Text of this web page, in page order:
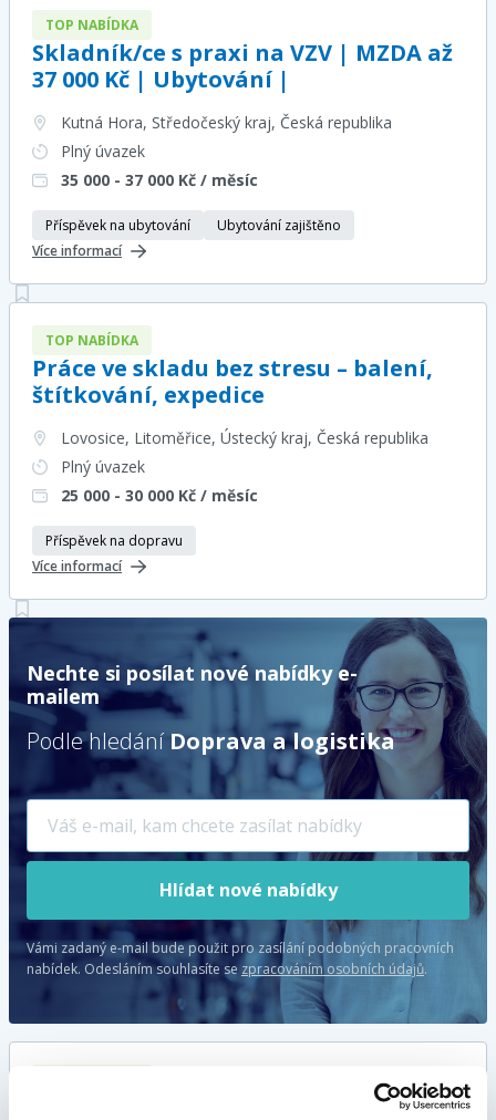
TOP NABÍDKA
Skladník/ce s praxi na VZV | MZDA až
37 000 Kč | Ubytování |
Kutná Hora, Středočeský kraj, Česká republika
Plný úvazek
35 000 - 37 000 Kč / měsíc
Příspěvek na ubytování
Ubytování zajištěno
Více informací
TOP NABÍDKA
Práce ve skladu bez stresu – balení,
štítkování, expedice
Lovosice, Litoměřice, Ústecký kraj, Česká republika
Plný úvazek
25 000 - 30 000 Kč / měsíc
Příspěvek na dopravu
Více informací
Nechte si posílat nové nabídky e-
mailem
Podle hledání Doprava a logistika
Hlídat nové nabídky
Vámi zadaný e-mail bude použit pro zasílání podobných pracovních
nabídek. Odesláním souhlasíte se zpracováním osobních údajů.